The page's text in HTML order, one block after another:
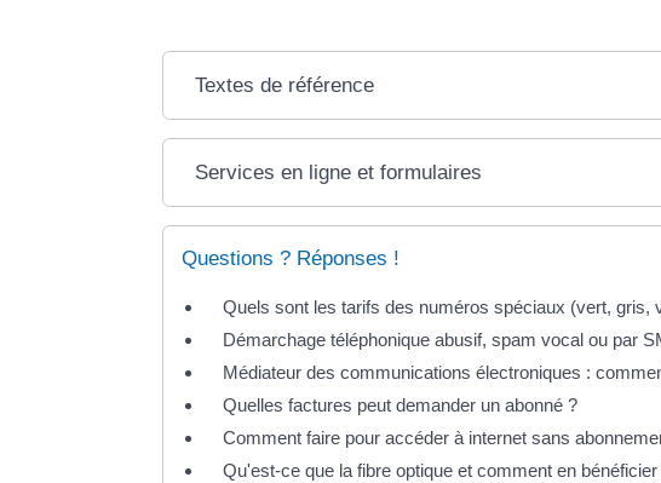
Textes de référence
Services en ligne et formulaires
Questions ? Réponses !
Quels sont les tarifs des numéros spéciaux (vert, gris,
Démarchage téléphonique abusif, spam vocal ou par
Médiateur des communications électroniques :
Quelles factures peut demander un abonné ?
Comment faire pour accéder à internet sans
Qu'est-ce que la fibre optique et comment en bénéficier